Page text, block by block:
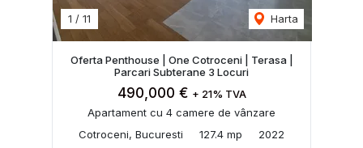
1 / 11 Harta
Oferta Penthouse | One Cotroceni | Terasa |
Parcari Subterane 3 Locuri
490,000 € + 21% TVA
Apartament cu 4 camere de vânzare
Cotroceni, Bucuresti
127.4 mp 2022